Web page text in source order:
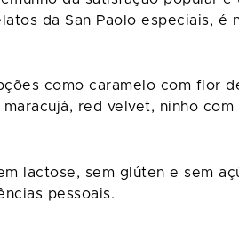
da San Paolo especiais,
como caramelo com flor
red velvet, ninho
lactose, sem glúten e sem
pessoais.